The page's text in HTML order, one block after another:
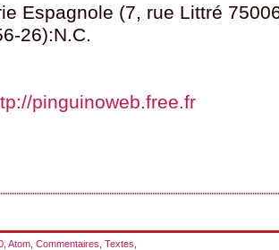
Espagnole (7, rue Littré
26):N.C.
pinguinoweb.free.fr
Atom Commentaires Textes